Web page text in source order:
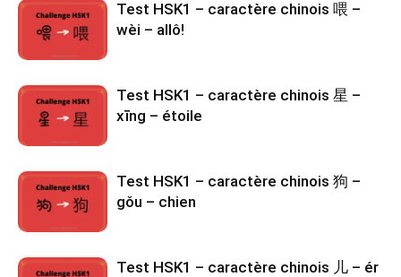
Test HSK1 – caractère chinois 喂 –
wèi – allô!
Test HSK1 – caractère chinois 星 –
xīng – étoile
Test HSK1 – caractère chinois 狗 –
gǒu – chien
Test HSK1 – caractère chinois 儿 – ér